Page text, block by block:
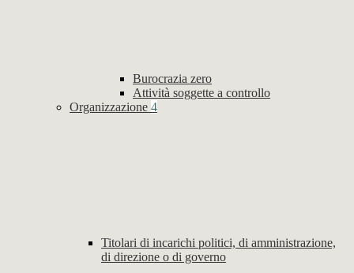
Burocrazia zero
Attività soggette a controllo
Organizzazione 4
Titolari di incarichi politici, di amministrazione,
di direzione o di governo